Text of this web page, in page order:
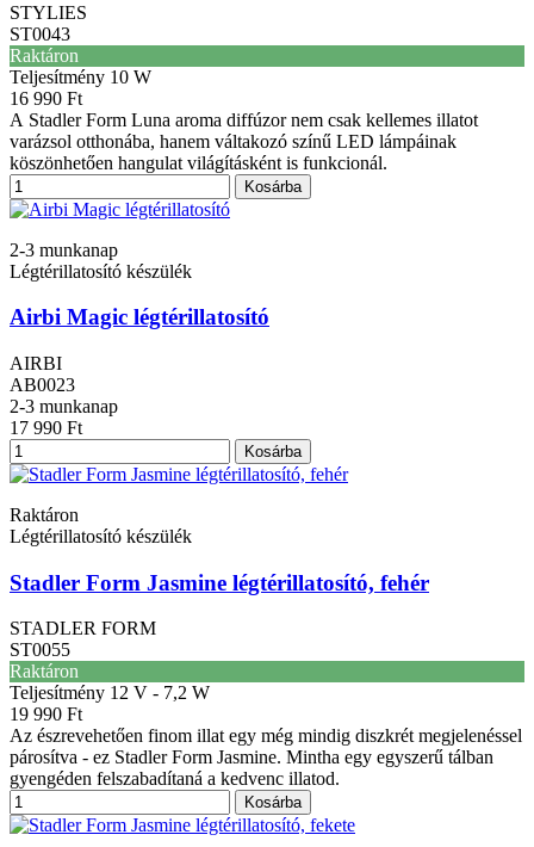
STYLIES
ST0043
Raktáron
Teljesítmény 10 W
16 990 Ft
A Stadler Form Luna aroma diffúzor nem csak kellemes illatot
varázsol otthonába, hanem váltakozó színű LED lámpáinak
köszönhetően hangulat világításként is funkcionál.
Kosárba
2-3 munkanap
Légtérillatosító készülék
Airbi Magic légtérillatosító
AIRBI
AB0023
2-3 munkanap
17 990 Ft
Kosárba
Raktáron
Légtérillatosító készülék
Stadler Form Jasmine légtérillatosító, fehér
STADLER FORM
ST0055
Raktáron
Teljesítmény 12 V - 7,2 W
19 990 Ft
Az észrevehetően finom illat egy még mindig diszkrét megjelenéssel
párosítva - ez Stadler Form Jasmine. Mintha egy egyszerű tálban
gyengéden felszabadítaná a kedvenc illatod.
Kosárba